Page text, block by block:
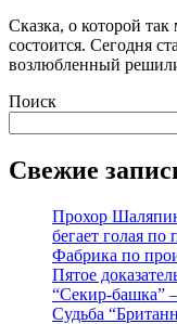
Сказка, о которой
состоится. Сегодня
возлюбленный
Поиск
Свежие
Прохор
бегает голая по
Фабрика по
Пятое
“Секир-башка”
Судьба